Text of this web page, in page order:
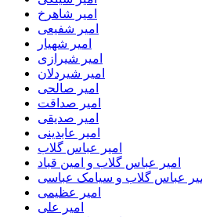
امیر شاهرخ
امیر شفیعی
امیر شهیار
امیر شیرازی
امیر شیردلان
امیر صالحی
امیر صداقت
امیر صدیقی
امیر عابدینی
امیر عباس گلاب
امیر عباس گلاب و امین قباد
عباس گلاب و سیامک عباسی
امیر عظیمی
امیر علی